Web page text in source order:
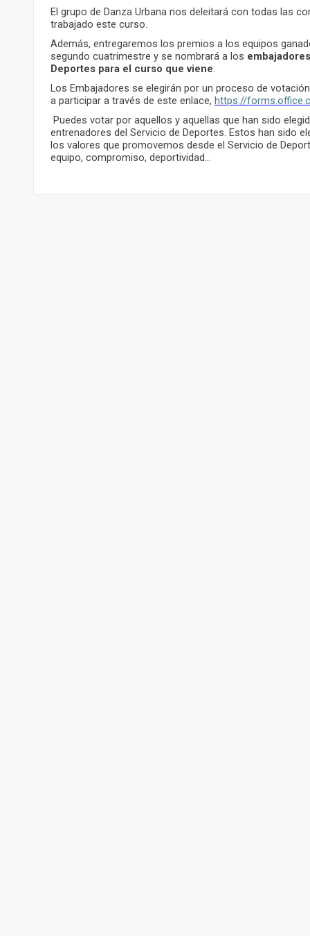
El grupo de Danza Urbana nos deleitará con todas las
trabajado este curso.
Además, entregaremos los premios a los equipos
segundo cuatrimestre y se nombrará a los
Deportes para el curso que viene.
Los Embajadores se elegirán por un proceso de
a participar a través de este enlace, https://
Puedes votar por aquellos y aquellas que han sido
entrenadores del Servicio de Deportes. Estos han sido
los valores que promovemos desde el Servicio de
equipo, compromiso, deportividad…